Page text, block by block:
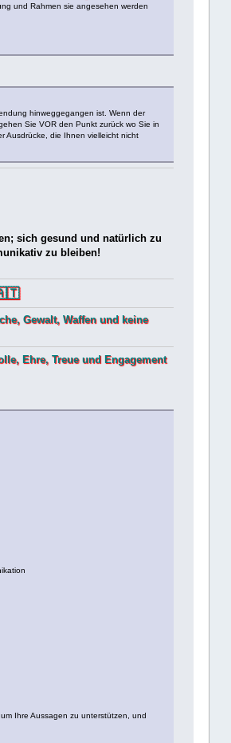
und Rahmen sie angesehen werden
hinweggegangen ist. Wenn der
Sie VOR den Punkt zurück wo Sie in
Ausdrücke, die Ihnen vielleicht nicht
sich gesund und natürlich zu
zu bleiben!
🇦🇹
Gewalt, Waffen und keine
Ehre, Treue und Engagement
Ihre Aussagen zu unterstützen, und